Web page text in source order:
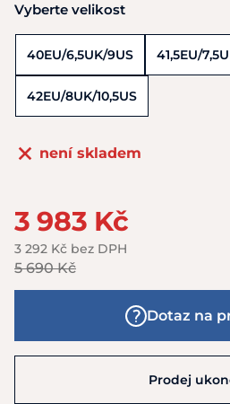
Vyberte velikost
40EU/6,5UK/9US 41,5EU/
42EU/8UK/10,5US
není skladem
3 983 Kč
3 292 Kč bez DPH
5 690 Kč
Dotaz na
Prodej